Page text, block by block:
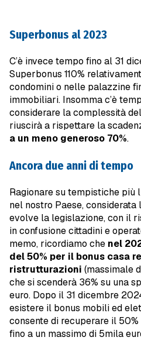
Superbonus al 2023
C’è invece tempo fino al 31
Superbonus 110%
condomini o nelle palazzine
immobiliari. Insomma c’è
considerare la complessità
riuscirà a rispettare la
a un meno generoso 70%.
Ancora due anni di tempo
Ragionare su tempistiche più
nel nostro Paese,
evolve la legislazione, con il
in confusione cittadini e
memo, ricordiamo che nel
del 50% per il bonus casa
ristrutturazioni (massimale
che si scenderà 36% su una
euro. Dopo il 31 dicembre
esistere il bonus mobili ed
consente di recuperare il
fino a un massimo di 5mila